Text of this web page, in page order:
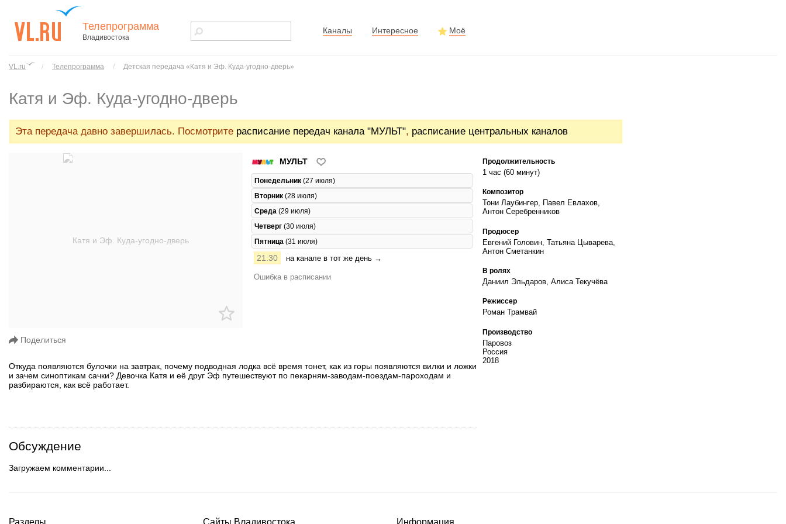
города
Владивостока
Телепрограмма
Владивостока
Каналы Интересное Моё
VL.ru / Телепрограмма / Детская передача «Катя и Эф. Куда-угодно-дверь»
Катя и Эф. Куда-угодно-дверь
Эта передача давно завершилась. Посмотрите расписание передач канала "МУЛЬТ", расписание центральных каналов
Поделиться
МУЛЬТ
Понедельник (27 июля)
Вторник (28 июля)
Среда (29 июля)
Четверг (30 июля)
Пятница (31 июля)
21:30 на канале в тот же день →
Ошибка в расписании
Откуда появляются булочки на завтрак, почему подводная лодка всё время тонет, как из горы появляются вилки и ложки
и зачем синоптикам сачки? Девочка Катя и её друг Эф путешествуют по пекарням-заводам-поездам-пароходам и
разбираются, как всё работает.
Продолжительность
1 час (60 минут)
Композитор
Тони Лаубингер, Павел Евлахов,
Антон Серебренников
Продюсер
Евгений Головин, Татьяна Цыварева,
Антон Сметанкин
В ролях
Даниил Эльдаров, Алиса Текучёва
Режиссер
Роман Трамвай
Производство
Паровоз
Россия
2018
Обсуждение
Загружаем комментарии...